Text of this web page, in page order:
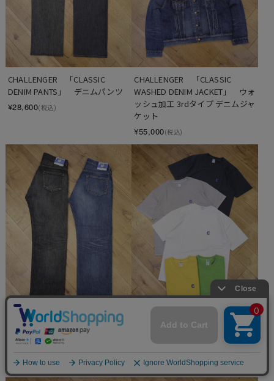
CHALLENGER　「CLASSIC
DENIM PANTS」　デニムパンツ
¥28,600(税込)
CHALLENGER　「CLASSIC
WASHED DENIM JACKET」　ウォ
ッシュ加工 3rdタイプ デニムジャ
ケット
¥55,000(税込)
CHALLENGER　「CLASSIC
WASHED DENIM PANTS」　ウォ
¥34,100 (税込)
CHALLENGER　「PIGMENT C
PATCH TEE」　ピグメントダイ
ティーシャツ
¥7,700(税込)